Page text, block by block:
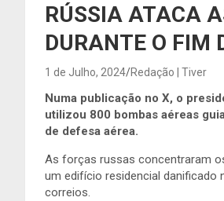
RÚSSIA ATACA
DURANTE O FIM
1 de Julho, 2024 Redação | Tiver
Numa publicação no X, o
utilizou 800 bombas aéreas
de defesa aérea.
As forças russas concentraram
um edifício residencial danificado
correios.